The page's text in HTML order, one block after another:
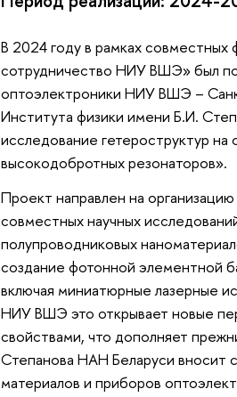
В 2024 году в рамках
сотрудничество НИУ ВШЭ» был
оптоэлектроники НИУ ВШЭ –
Института физики имени Б.И.
исследование гетероструктур
высокодобротных резонаторов».
Проект направлен на
совместных научных
полупроводниковых
создание фотонной элементной
включая миниатюрные лазерные
НИУ ВШЭ это открывает новые
свойствами, что дополняет
Степанова НАН Беларуси вносит
материалов и приборов